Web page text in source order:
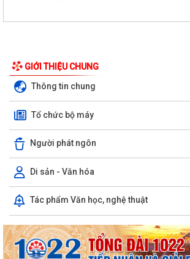
GIỚI THIỆU CHUNG
Thông tin chung
Tổ chức bộ máy
Người phát ngôn
Di sản - Văn hóa
Tác phẩm Văn học, nghệ thuật
PHƯỜNG AN DƯƠNG KHÁNH THÀNH NHÀ ĐẠI
PHỐ NAM HÀ
ỦY BAN MTTQ VIỆT NAM PHƯỜNG AN DƯƠNG
THỨ 4, NHIỆM KỲ 2025 – 2030
Đoàn lãnh đạo phường An Dương thăm, tặng
đình chính sách nhân kỷ niệm 79...
CHỨC HỘI NGHỊ GIAO BAN CÔNG TÁC MẶT TRẬN
THÔNG BÁO VỀ VIỆC KÊ KHAI, ĐỐI CHIẾU
TRÊN ĐỊA BÀN PHƯỜNG AN DƯƠNG